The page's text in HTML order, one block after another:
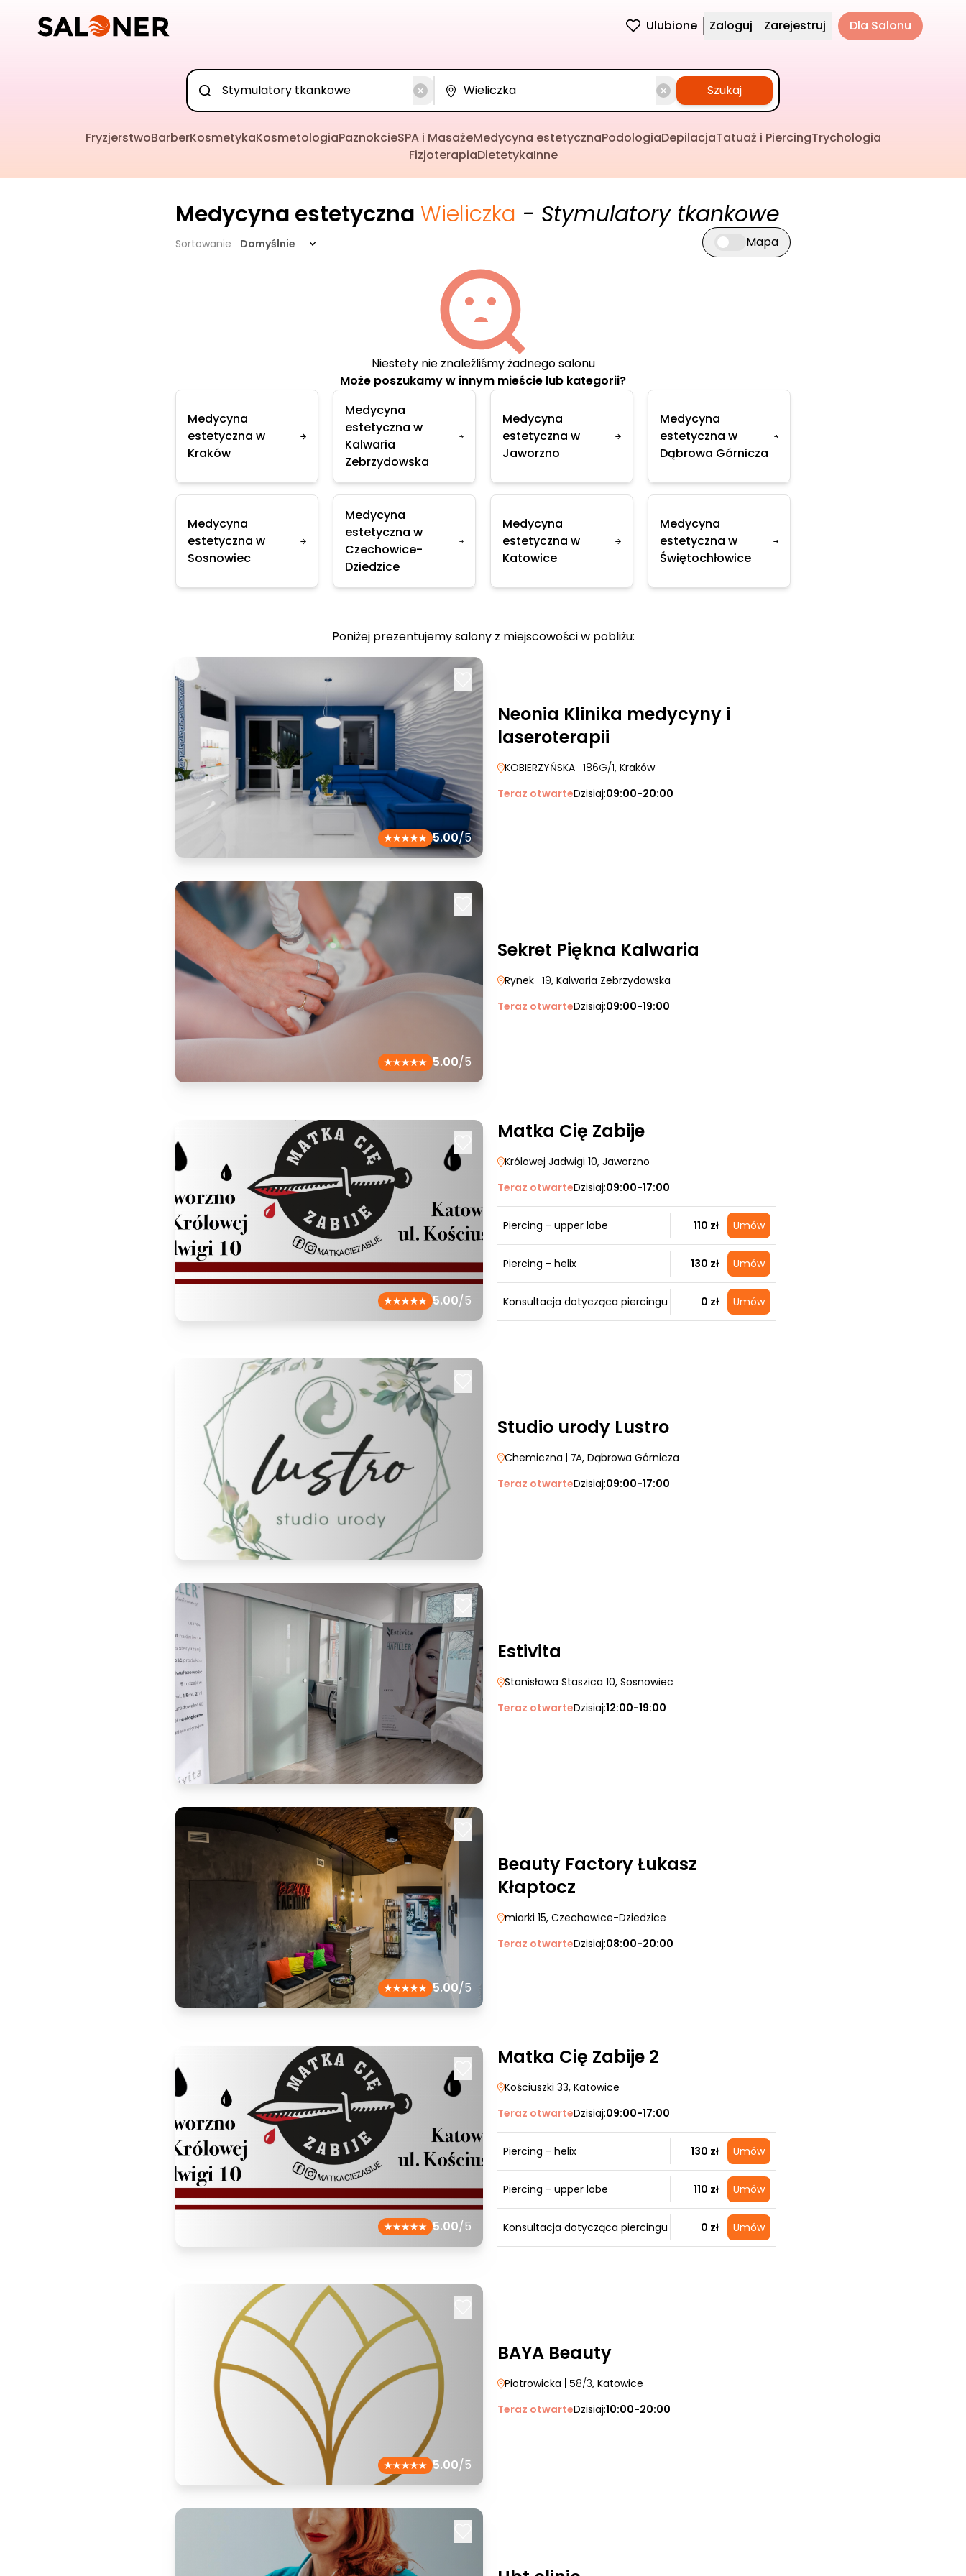
Ulubione Zaloguj Zarejestruj Dla Salonu
Szukaj
FryzjerstwoBarberKosmetykaKosmetologiaPaznokcieSPA i MasażeMedycyna estetycznaPodologiaDepilacjaTatuaż i PiercingTrychologia
FizjoterapiaDietetykaInne
Medycyna estetyczna Wieliczka - Stymulatory tkankowe
Sortowanie Domyślnie Przełącz widok mapy
Mapa
Niestety nie znaleźliśmy żadnego salonu
Może poszukamy w innym mieście lub kategorii?
Medycyna
estetyczna w
Kraków
Medycyna
estetyczna w
Kalwaria
Zebrzydowska
Medycyna
estetyczna w
Jaworzno
Medycyna
estetyczna w
Dąbrowa Górnicza
Medycyna
estetyczna w
Sosnowiec
Medycyna
estetyczna w
Czechowice-
Dziedzice
Medycyna
estetyczna w
Katowice
Medycyna
estetyczna w
Świętochłowice
Poniżej prezentujemy salony z miejscowości w pobliżu:
5.00/5
Neonia Klinika medycyny i
laseroterapii
KOBIERZYŃSKA | 186G/1, Kraków
Teraz otwarteDzisiaj:09:00-20:00
5.00/5
Sekret Piękna Kalwaria
Rynek | 19, Kalwaria Zebrzydowska
Teraz otwarteDzisiaj:09:00-19:00
5.00/5
Matka Cię Zabije
Królowej Jadwigi 10, Jaworzno
Teraz otwarteDzisiaj:09:00-17:00
Piercing - upper lobe 110 zł Umów
Piercing - helix 130 zł Umów
Konsultacja dotycząca piercingu 0 zł Umów
Studio urody Lustro
Chemiczna | 7A, Dąbrowa Górnicza
Teraz otwarteDzisiaj:09:00-17:00
Estivita
Stanisława Staszica 10, Sosnowiec
Teraz otwarteDzisiaj:12:00-19:00
5.00/5
Beauty Factory Łukasz
Kłaptocz
miarki 15, Czechowice-Dziedzice
Teraz otwarteDzisiaj:08:00-20:00
5.00/5
Matka Cię Zabije 2
Kościuszki 33, Katowice
Teraz otwarteDzisiaj:09:00-17:00
Piercing - helix 130 zł Umów
Piercing - upper lobe 110 zł Umów
Konsultacja dotycząca piercingu 0 zł Umów
5.00/5
BAYA Beauty
Piotrowicka | 58/3, Katowice
Teraz otwarteDzisiaj:10:00-20:00